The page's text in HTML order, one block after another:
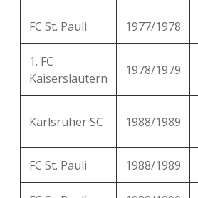
FC St. Pauli 1977/1978
1. FC
Kaiserslautern
1978/1979
Karlsruher SC 1988/1989
FC St. Pauli 1988/1989